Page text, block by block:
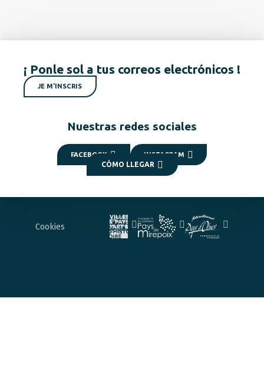
¡ Ponle sol a tus correos electrónicos !
JE M'INSCRIS
Nuestras redes sociales
FACEBOOK INSTAGRAM
CÓMO LLEGAR
Cookies